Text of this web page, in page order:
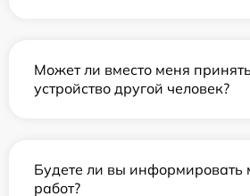
Может ли вместо меня принять
устройство другой человек?
Будете ли вы информировать
работ?